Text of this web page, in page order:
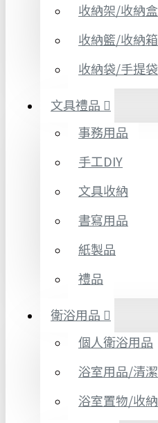
收納架/收納盒
收納籃/收納箱
收納袋/手提袋
文具禮品
事務用品
手工DIY
文具收納
書寫用品
紙製品
禮品
衛浴用品
個人衛浴用品
浴室用品/清潔
浴室置物/收納